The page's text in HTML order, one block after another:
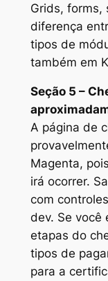
Grids, forms,
diferença
tipos de
também em
Seção 5 –
A página de
Magenta,
irá ocorrer.
com
dev. Se você
etapas do
tipos de
para a